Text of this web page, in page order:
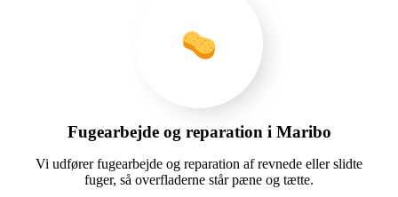
Fugearbejde og reparation i Maribo
Vi udfører fugearbejde og reparation af revnede eller slidte
fuger, så overfladerne står pæne og tætte.